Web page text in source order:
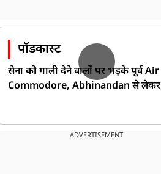
पॉडकास्ट
सेना को गाली देने वालों पर भड़के पूर्व Air
Commodore, Abhinandan से लेकर
ADVERTISEMENT